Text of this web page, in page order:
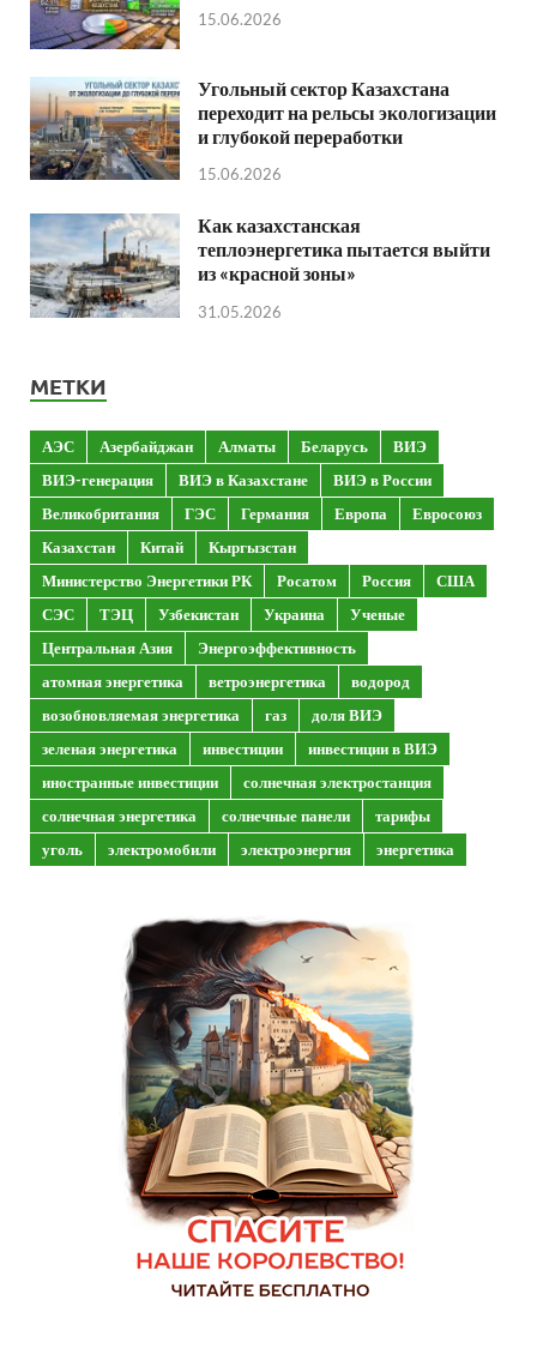
15.06.2026
Угольный сектор Казахстана
переходит на рельсы экологизации
и глубокой переработки
15.06.2026
Как казахстанская
теплоэнергетика пытается выйти
из «красной зоны»
31.05.2026
МЕТКИ
АЭС Азербайджан Алматы Беларусь
ВИЭ
ВИЭ-генерация
ВИЭ в Казахстане
ВИЭ в России
Великобритания
ГЭС Германия Европа
Евросоюз
Казахстан
Китай
Кыргызстан
Министерство Энергетики РК
Росатом Россия
США
СЭС
ТЭЦ Узбекистан Украина
Ученые
Центральная Азия
Энергоэффективность
атомная энергетика
ветроэнергетика
водород
возобновляемая энергетика
газ
доля ВИЭ
зеленая энергетика
инвестиции
инвестиции в ВИЭ
иностранные инвестиции
солнечная электростанция
солнечная энергетика
солнечные панели
тарифы
уголь
электромобили электроэнергия энергетика